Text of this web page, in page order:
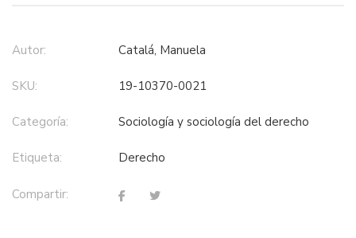
Autor: Catalá, Manuela
SKU: 19-10370-0021
Categoría: sociología y sociología del derecho
Etiqueta: derecho
Compartir: